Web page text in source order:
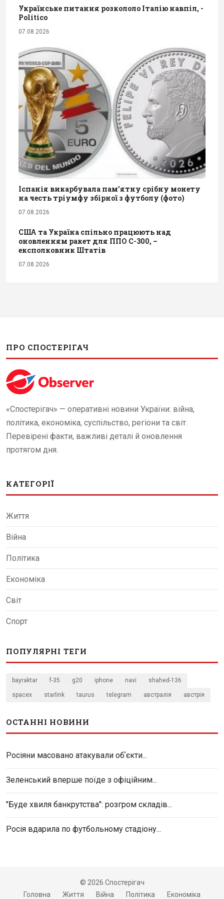
Українське питання розкололо Італію навпіл, -
Politico
07.08.2026
Іспанія викарбувала пам'ятну срібну монету
на честь тріумфу збірної з футболу (фото)
07.08.2026
США та Україна спільно працюють над
оновленням ракет для ППО С-300, –
експолковник Штатів
07.08.2026
ПРО СПОСТЕРІГАЧ
«Спостерігач» — оперативні новини України: війна,
політика, економіка, суспільство, регіони та світ.
Перевірені факти, важливі деталі й оновлення
протягом дня.
КАТЕГОРІЇ
Життя
Війна
Політика
Економіка
Світ
Спорт
ПОПУЛЯРНІ ТЕГИ
bayraktar f-35 g20 iphone navi shahed-136
spacex starlink taurus telegram австралія австрія
ОСТАННІ НОВИНИ
Росіяни масовано атакували обʼєкти...
Зеленський вперше поїде з офіційним...
"Буде хвиля банкрутства": розгром складів...
Росія вдарила по футбольному стадіону...
© 2026 Спостерігач
Головна
Життя Війна Політика Економіка